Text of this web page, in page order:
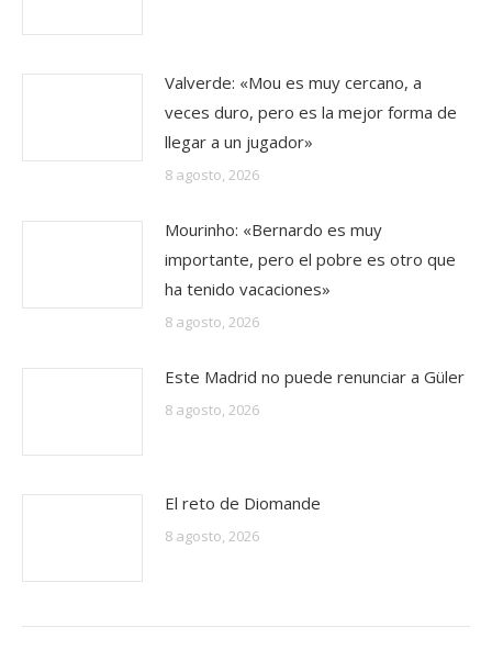
Valverde: «Mou es muy cercano, a
veces duro, pero es la mejor forma de
llegar a un jugador»
8 agosto, 2026
Mourinho: «Bernardo es muy
importante, pero el pobre es otro que
ha tenido vacaciones»
8 agosto, 2026
Este Madrid no puede renunciar a Güler
8 agosto, 2026
El reto de Diomande
8 agosto, 2026